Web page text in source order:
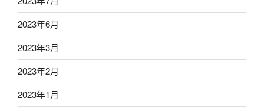
2023年6月
2023年3月
2023年2月
2023年1月